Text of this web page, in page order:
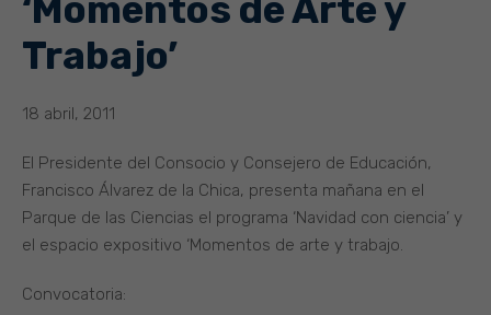
‘Momentos de Arte y
Trabajo’
18 abril, 2011
El Presidente del Consocio y Consejero de Educación,
Francisco Álvarez de la Chica, presenta mañana en el
Parque de las Ciencias el programa ‘Navidad con ciencia’ y
el espacio expositivo ‘Momentos de arte y trabajo.
Convocatoria: